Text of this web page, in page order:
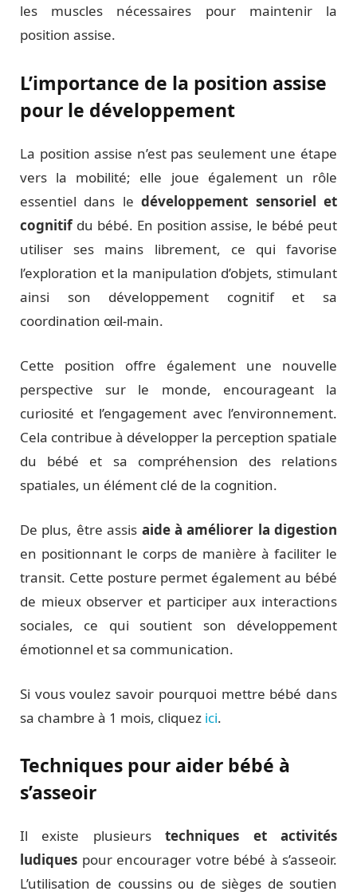
les muscles nécessaires pour maintenir la
position assise.
L’importance de la position assise
pour le développement
La position assise n’est pas seulement une étape
vers la mobilité; elle joue également un rôle
essentiel dans ledéveloppement sensoriel et
cognitifdu bébé. En position assise, le bébé peut
utiliser ses mains librement, ce qui favorise
l’exploration et la manipulation d’objets, stimulant
ainsi son développement cognitif et sa
coordination œil-main.
Cette position offre également une nouvelle
perspective sur le monde, encourageant la
curiosité et l’engagement avec l’environnement.
Cela contribue à développer la perception spatiale
du bébé et sa compréhension des relations
spatiales, un élément clé de la cognition.
De plus, être assis aide à améliorer la digestion
en positionnant le corps de manière à faciliter le
transit. Cette posture permet également au bébé
de mieux observer et participer aux interactions
sociales, ce qui soutient son développement
émotionnel et sa communication.
Si vous voulez savoir pourquoi mettre bébé dans
sa chambre à 1 mois, cliquez ici.
Techniques pour aider bébé à
s’asseoir
Il existe plusieurstechniques et activités
ludiques pour encourager votre bébé à s’asseoir.
L’utilisation de coussins ou de sièges de soutien